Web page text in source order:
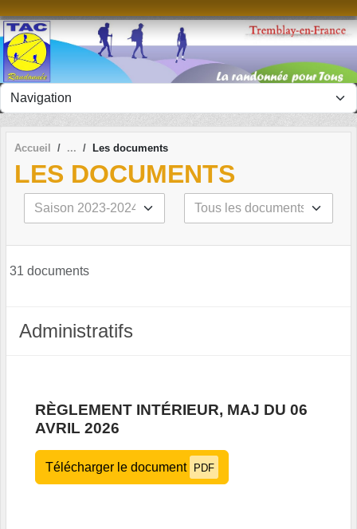
Accueil Les documents
LES DOCUMENTS
31 documents
Administratifs
RÈGLEMENT INTÉRIEUR, MAJ DU 06
AVRIL 2026
Télécharger le document PDF